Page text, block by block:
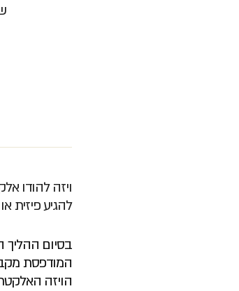
ויזה להודו
להגיע פיזית
בסיום ההליך
המודפסת
הויזה